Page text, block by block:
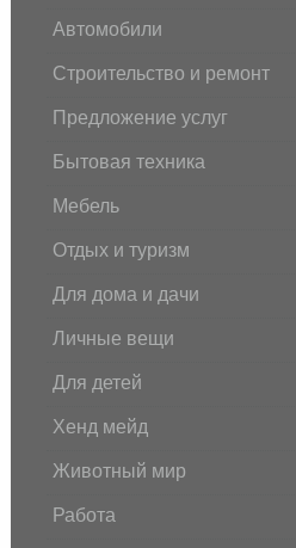
Автомобили
Строительство и ремонт
Предложение услуг
Бытовая техника
Мебель
Отдых и туризм
Для дома и дачи
Личные вещи
Для детей
Хенд мейд
Животный мир
Работа